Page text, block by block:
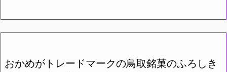
おかめがトレードマークの鳥取銘菓のふろしき